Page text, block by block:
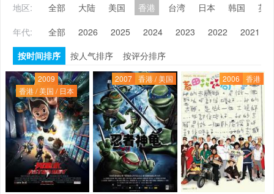
地区:
全部 大陆 美国 香港 台湾 日本 韩国
英
年代:
全部 2026 2025 2024 2023 2022 2021
按时间排序
按人气排序 按评分排序
2009
香港 / 美国 / 日本
2007 香港 / 美国 2006 香港